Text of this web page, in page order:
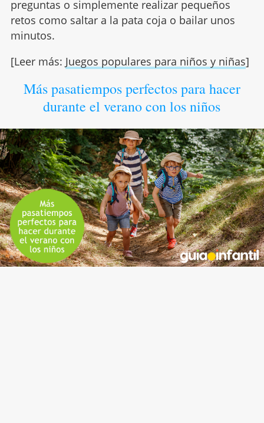
preguntas o simplemente realizar pequeños
retos como saltar a la pata coja o bailar unos
minutos.
[Leer más: Juegos populares para niños y niñas]
Más pasatiempos perfectos para hacer
durante el verano con los niños